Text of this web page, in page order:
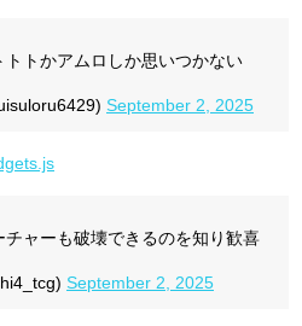
トかアムロしか思いつかない
September 2, 2025
ャーも破壊できるのを知り歓喜
September 2, 2025